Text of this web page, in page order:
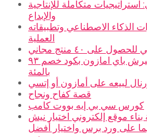
متكاملة للإنتاجية
والإبداع
الذكاء الاصطناعي وتطبيقاته
العملية
على ٤٠ منتج مجاني
رابط الحصول على كورس ميرش باي امازون بكود خصم ٩٣
بالمئة
لبيعه على أمازون أو إتسي
قصة كفاح ونجاح
كورس سي بي إيه بووت كامب
موقع إلكتروني اختيار نيش
على ورد برس واختيار أفضل